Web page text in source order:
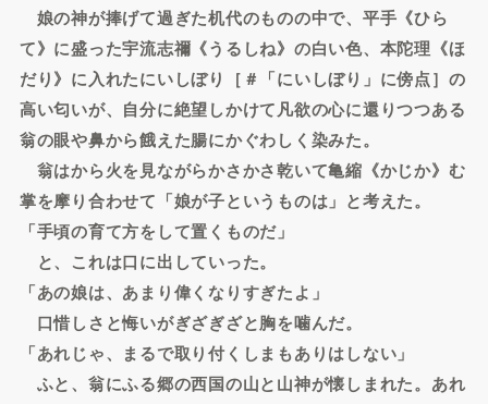
娘の神が捧げて過ぎた机代のものの中で、平手《ひら
て》に盛った宇流志禰《うるしね》の白い色、本陀理《ほ
だり》に入れたにいしぼり［＃「にいしぼり」に傍点］の
高い匂いが、自分に絶望しかけて凡欲の心に還りつつある
翁の眼や鼻から餓えた腸にかぐわしく染みた。
翁はから火を見ながらかさかさ乾いて亀縮《かじか》む
掌を摩り合わせて「娘が子というものは」と考えた。
「手頃の育て方をして置くものだ」
と、これは口に出していった。
「あの娘は、あまり偉くなりすぎたよ」
口惜しさと悔いがぎざぎざと胸を噛んだ。
「あれじゃ、まるで取り付くしまもありはしない」
ふと、翁にふる郷の西国の山と山神が懐しまれた。あれ